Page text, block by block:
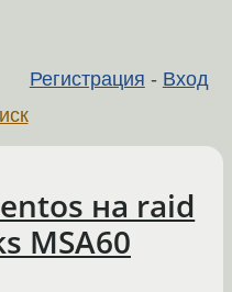
Регистрация - Вход
на raid
MSA60